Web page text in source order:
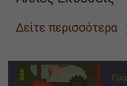
Δείτε περισσότερα